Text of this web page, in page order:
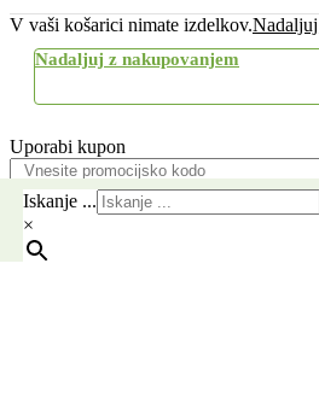
Iskanje ...
×
V vaši košarici nimate izdelkov.
Nadaljuj z nakupovanjem
Uporabi kupon
Pošlji